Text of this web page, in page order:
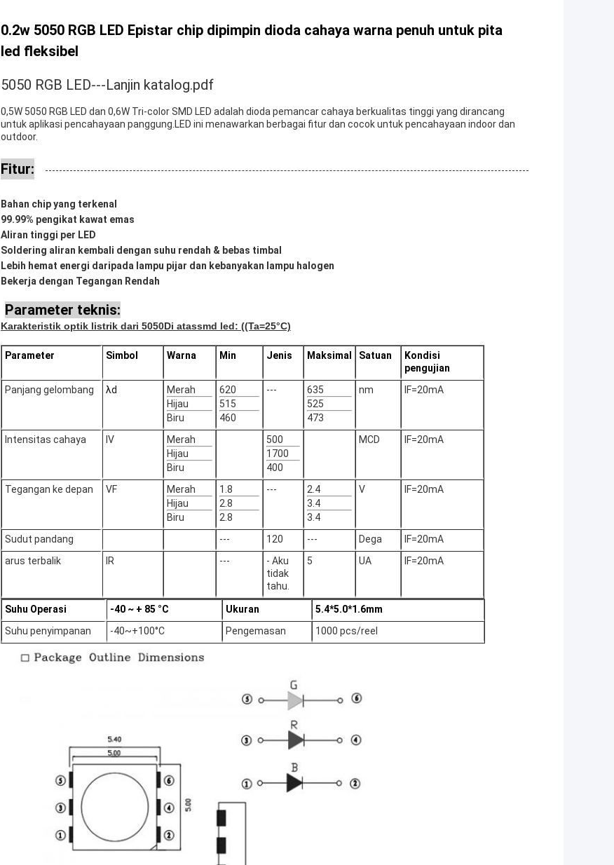
0.2w 5050 RGB LED Epistar chip dipimpin dioda cahaya warna penuh untuk pita
led fleksibel
5050 RGB LED---Lanjin katalog.pdf
0,5W 5050 RGB LED dan 0,6W Tri-color SMD LED adalah dioda pemancar cahaya berkualitas tinggi yang dirancang
untuk aplikasi pencahayaan panggung.LED ini menawarkan berbagai fitur dan cocok untuk pencahayaan indoor dan
outdoor.
Fitur:
Bahan chip yang terkenal
99.99% pengikat kawat emas
Aliran tinggi per LED
Soldering aliran kembali dengan suhu rendah & bebas timbal
Lebih hemat energi daripada lampu pijar dan kebanyakan lampu halogen
Bekerja dengan Tegangan Rendah
Parameter teknis:
Karakteristik optik listrik dari 5050Di atassmd led: ((Ta=25°C)
Parameter Simbol Warna Min Jenis Maksimal Satuan
Kondisi
pengujian
Panjang gelombang
λd
Merah
Hijau
Biru
620
515
460
---
635
525
473
nm IF=20mA
Intensitas cahaya IV
Merah
Hijau
Biru
500
1700
400
MCD IF=20mA
Tegangan ke depan VF
Merah
Hijau
Biru
1.8
2.8
2.8
---
2.4
3.4
3.4
V IF=20mA
Sudut pandang --- 120 --- Dega
IF=20mA
arus terbalik
IR ---
- Aku
tidak
tahu.
5 UA IF=20mA
Suhu Operasi -40 ~ + 85 °C Ukuran
5.4*5.0*1.6mm
Suhu penyimpanan
-40~+100°C Pengemasan 1000 pcs/reel